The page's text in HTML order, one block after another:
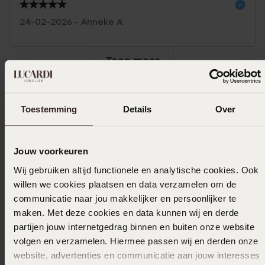
Toestemming Details Over
Jouw voorkeuren
Wij gebruiken altijd functionele en analytische cookies. Ook
willen we cookies plaatsen en data verzamelen om de
communicatie naar jou makkelijker en persoonlijker te
maken. Met deze cookies en data kunnen wij en derde
partijen jouw internetgedrag binnen en buiten onze website
volgen en verzamelen. Hiermee passen wij en derden onze
website, advertenties en communicatie aan jouw interesses
24-02-2026 - Anneke A.
Toon meer
Ook leuk voor jou